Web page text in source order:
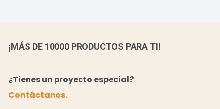
¡MÁS DE 10000 PRODUCTOS PARA TI!
¿Tienes un proyecto especial?
Contáctanos.